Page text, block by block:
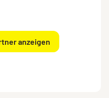
anzeigen